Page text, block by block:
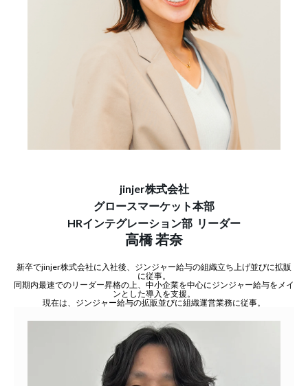
jinjer株式会社
グロースマーケット本部
HRインテグレーション部 リーダー
高橋 若奈
新卒でjinjer株式会社に入社後、ジンジャー給与の組織立ち上げ並びに拡販
に従事。
同期内最速でのリーダー昇格の上、中小企業を中心にジンジャー給与をメイ
ンとした導入を支援。
現在は、ジンジャー給与の拡販並びに組織運営業務に従事。